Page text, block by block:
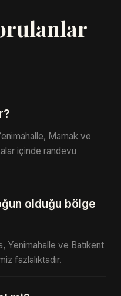
Mamak ve
içinde randevu
olduğu bölge
Yenimahalle ve Batıkent
fazlalıktadır.